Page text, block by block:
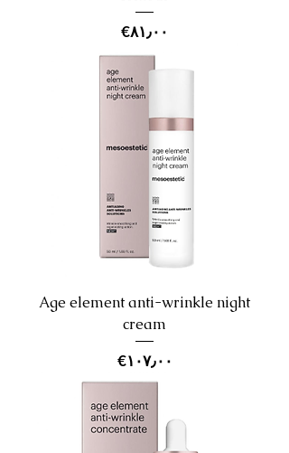
Price
‎€۸۱٫۰۰
Age element anti-wrinkle night
cream
Price
‎€۱۰۷٫۰۰